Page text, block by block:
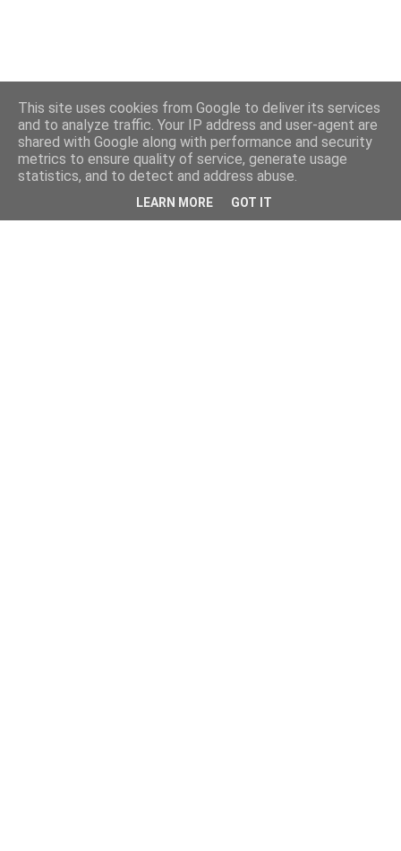
This site uses cookies from Google to deliver its services
and to analyze traffic. Your IP address and user-agent are
shared with Google along with performance and security
metrics to ensure quality of service, generate usage
statistics, and to detect and address abuse.
LEARN MORE GOT IT